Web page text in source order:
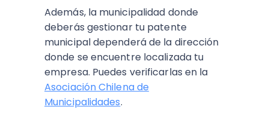
Además, la municipalidad donde
deberás gestionar tu patente
municipal dependerá de la dirección
donde se encuentre localizada tu
empresa. Puedes verificarlas en la
Asociación Chilena de
Municipalidades.